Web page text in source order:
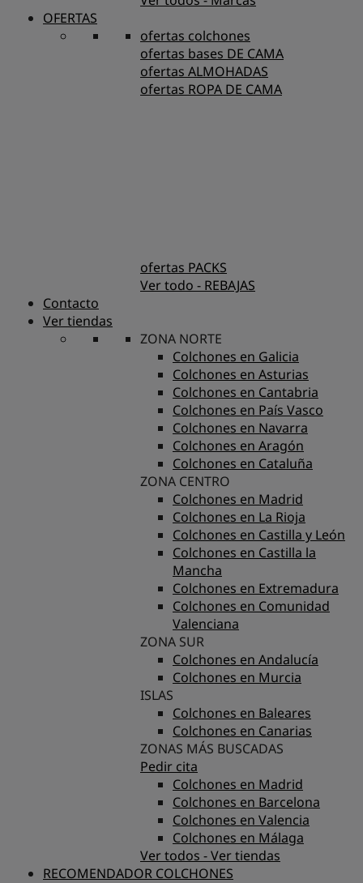
OFERTAS
ofertas colchones
ofertas bases DE CAMA
ofertas ALMOHADAS
ofertas ROPA DE CAMA
ofertas PACKS
Ver todo - REBAJAS
Contacto
Ver tiendas
ZONA NORTE
Colchones en Galicia
Colchones en Asturias
Colchones en Cantabria
Colchones en País Vasco
Colchones en Navarra
Colchones en Aragón
Colchones en Cataluña
ZONA CENTRO
Colchones en Madrid
Colchones en La Rioja
Colchones en Castilla y León
Colchones en Castilla la
Mancha
Colchones en Extremadura
Colchones en Comunidad
Valenciana
ZONA SUR
Colchones en Andalucía
Colchones en Murcia
ISLAS
Colchones en Baleares
Colchones en Canarias
ZONAS MÁS BUSCADAS
Pedir cita
Colchones en Madrid
Colchones en Barcelona
Colchones en Valencia
Colchones en Málaga
Ver todos - Ver tiendas
RECOMENDADOR COLCHONES